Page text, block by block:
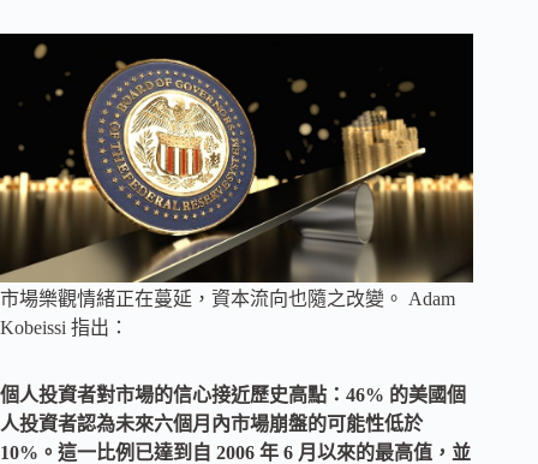
市場樂觀情緒正在蔓延，資本流向也隨之改變。 Adam
Kobeissi 指出：
個人投資者對市場的信心接近歷史高點：46% 的美國個
人投資者認為未來六個月內市場崩盤的可能性低於
10%。這一比例已達到自 2006 年 6 月以來的最高值，並